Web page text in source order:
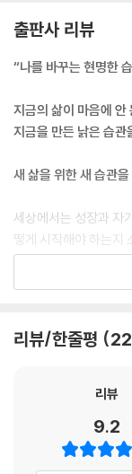
출판사 리뷰
“나를 바꾸는 현명한
지금의 삶이 마음에 안
지금을 만든 낡은 습관
새 삶을 위한 새 습관
세상에서는 성장과 자
떻게 시작해야 하는지
을 세세하게 씀으로써
여러분과 같이 평범했
성장하고 싶지만 어
HABIT 1. 당신의 생
리뷰/한줄평 22
리뷰
9.2